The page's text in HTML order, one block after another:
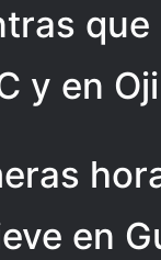
y en
en